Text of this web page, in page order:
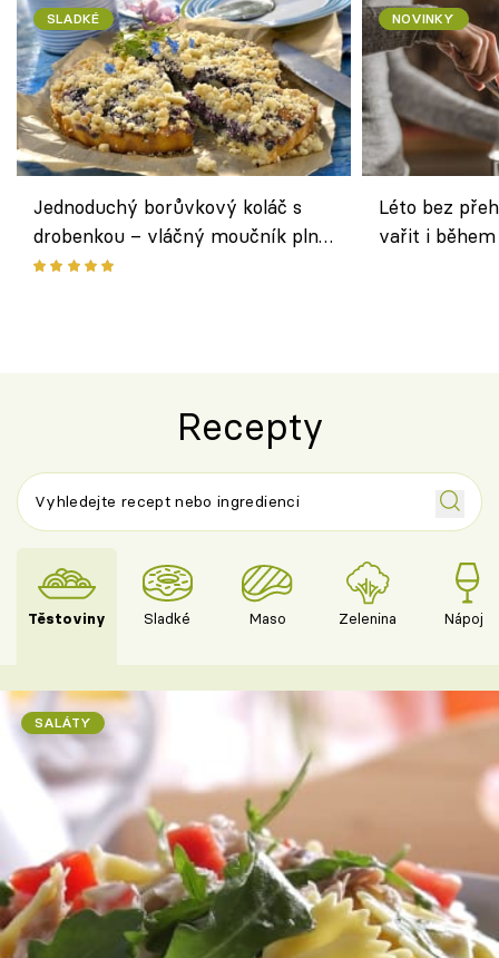
SLADKÉ
Jednoduchý borůvkový koláč s
drobenkou – vláčný moučník plný
ovoce
NOVINKY
Léto bez
vařit i
Recepty
Těstoviny Sladké Maso Zelenina Nápoje
SALÁTY